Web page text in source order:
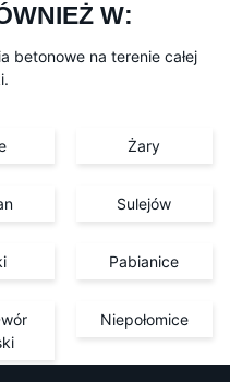
W:
betonowe na terenie całej
Żary
Sulejów
Pabianice
Niepołomice